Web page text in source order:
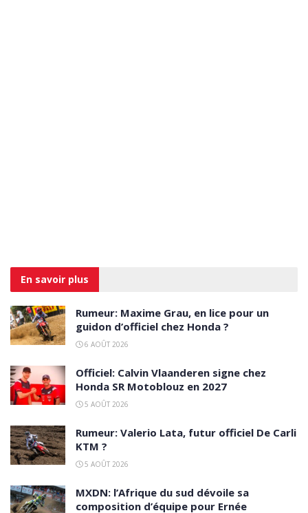
En savoir plus
Rumeur: Maxime Grau, en lice pour un
guidon d’officiel chez Honda ?
6 AOÛT 2026
Officiel: Calvin Vlaanderen signe chez
Honda SR Motoblouz en 2027
5 AOÛT 2026
Rumeur: Valerio Lata, futur officiel De Carli
KTM ?
5 AOÛT 2026
MXDN: l’Afrique du sud dévoile sa
composition d’équipe pour Ernée